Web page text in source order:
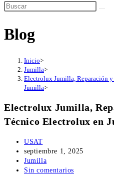
Blog
Inicio>
Jumilla>
Electrolux Jumilla, Reparación
Jumilla>
Electrolux Jumilla,
Técnico Electrolux en
Autor
de
la
entrada:
USAT
Publicación
de
la
septiembre 1, 2025
Categoría
de
Jumilla
Comentarios
Sin comentarios